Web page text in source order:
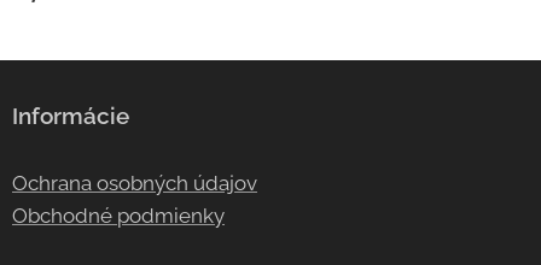
Informácie
Ochrana osobných údajov
Obchodné podmienky